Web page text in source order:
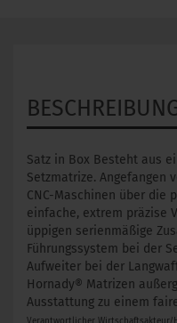
Satz in Box Besteht aus
Setzmatrize. Angefangen
CNC-Maschinen über die
einfache, extrem präzise
üppigen serienmäßige
Führungssystem bei der
Aufweiter bei der
Hornady® Matrizen
Ausstattung zu einem